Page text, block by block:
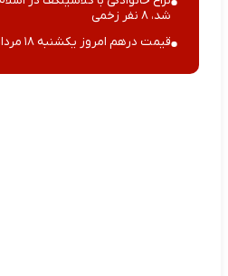
شد، ۸ نفر زخمی
قیمت درهم امروز یکشنبه ۱۸ مرداد ۱۴۰۵